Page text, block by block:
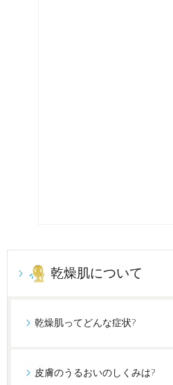
乾燥肌について
乾燥肌ってどんな症状?
皮膚のうるおいのしくみは?